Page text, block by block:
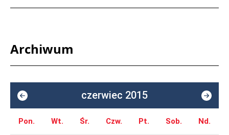
Archiwum
czerwiec 2015
Pon. Wt. Śr. Czw. Pt. Sob. Nd.